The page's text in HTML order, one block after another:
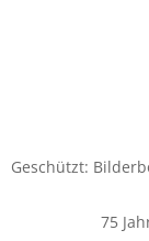
Geschützt:
75